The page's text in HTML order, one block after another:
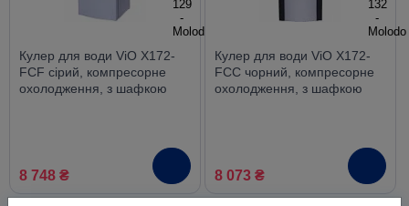
Кулер для води ViO X172-
FCF сірий, компресорне
охолодження, з шафкою
8 748 ₴
Кулер для води ViO X172-
FCC чорний, компресорне
охолодження, з шафкою
8 073 ₴